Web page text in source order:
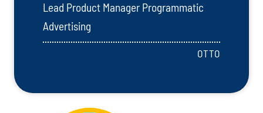
Lead Product Manager Programmatic
Advertising
OTTO